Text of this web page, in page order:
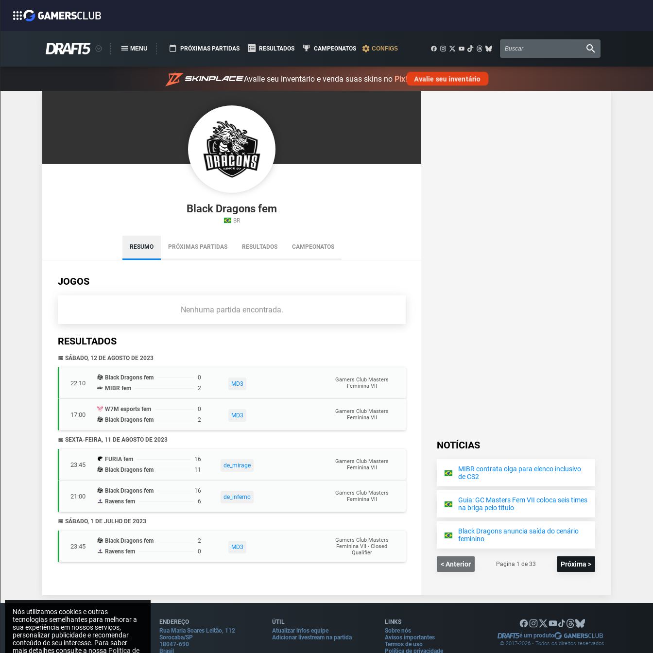
MENU PRÓXIMAS PARTIDAS RESULTADOS CAMPEONATOS CONFIGS
Avalie seu inventário e venda suas skins no Pix! Avalie seu inventário
Nós utilizamos cookies e outras
tecnologias semelhantes para melhorar a
sua experiência em nossos serviços,
personalizar publicidade e recomendar
conteúdo de seu interesse. Para saber
mais detalhes consulte a nossa Política de
Black Dragons fem
BR
RESUMO PRÓXIMAS PARTIDAS RESULTADOS CAMPEONATOS
JOGOS
Nenhuma partida encontrada.
RESULTADOS
📅 SÁBADO, 12 DE AGOSTO DE 2023
22:10
Black Dragons fem
0
MIBR fem
2
MD3
Gamers Club Masters
Feminina VII
17:00
W7M esports fem
0
Black Dragons fem
2
MD3
Gamers Club Masters
Feminina VII
📅 SEXTA-FEIRA, 11 DE AGOSTO DE 2023
23:45
FURIA fem
16
Black Dragons fem
11
de_mirage
Gamers Club Masters
Feminina VII
21:00
Black Dragons fem
16
Ravens fem
6
de_inferno
Gamers Club Masters
Feminina VII
📅 SÁBADO, 1 DE JULHO DE 2023
23:45
Black Dragons fem
2
Ravens fem
0
MD3
Gamers Club Masters
Feminina VII - Closed
Qualifier
NOTÍCIAS
MIBR contrata olga para elenco inclusivo
de CS2
Guia: GC Masters Fem VII coloca seis times
na briga pelo título
Black Dragons anuncia saída do cenário
feminino
< Anterior Pagina 1 de 33 Próxima >
CONTATO
Imprensa: press@draft5.gg
Pauta: sugestaopauta@draft5.gg
Contato: contato@draft5.gg
Comercial: comercial@draft5.gg
ENDEREÇO
Rua Maria Soares Leitão, 112
Sorocaba/SP
18047-690
Brasil
ÚTIL
Atualizar infos equipe
Adicionar livestream na partida
LINKS
Sobre nós
Avisos importantes
Termos de uso
Política de privacidade
é um produto
© 2017-2026• Todos os direitos reservados